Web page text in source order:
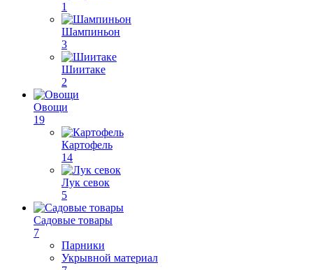
1
Шампиньон
3
Шиитаке
2
Овощи
19
Картофель
14
Лук севок
5
Садовые товары
7
Парники
Укрывной материал